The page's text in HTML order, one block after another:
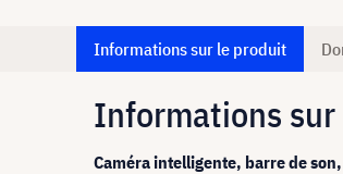
Informations sur le produit
Informations
Caméra intelligente, barre de